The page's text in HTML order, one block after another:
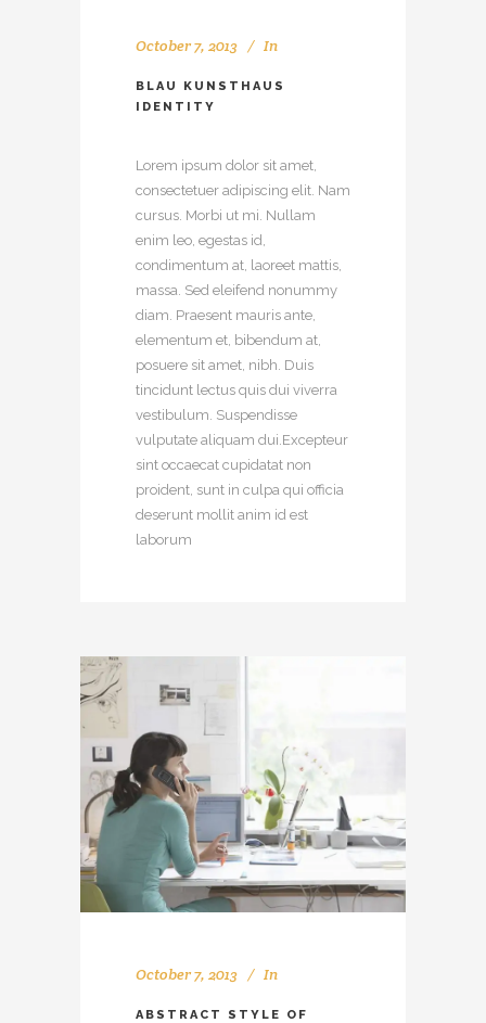
October 7, 2013 In
BLAU KUNSTHAUS
IDENTITY
Lorem ipsum dolor sit amet,
consectetuer adipiscing elit. Nam
cursus. Morbi ut mi. Nullam
enim leo, egestas id,
condimentum at, laoreet mattis,
massa. Sed eleifend nonummy
diam. Praesent mauris ante,
elementum et, bibendum at,
posuere sit amet, nibh. Duis
tincidunt lectus quis dui viverra
vestibulum. Suspendisse
vulputate aliquam dui.Excepteur
sint occaecat cupidatat non
proident, sunt in culpa qui officia
deserunt mollit anim id est
laborum
October 7, 2013 In
ABSTRACT STYLE OF